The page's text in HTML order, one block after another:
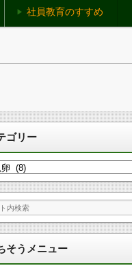
社員教育のすすめ
ゴリー
そうメニュー